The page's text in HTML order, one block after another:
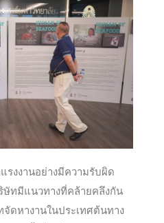
รงงานอย่างมีความรับผิด
ทมีแนวทางที่คล้ายคลึงกัน
ดหางานในประเทศต้นทาง